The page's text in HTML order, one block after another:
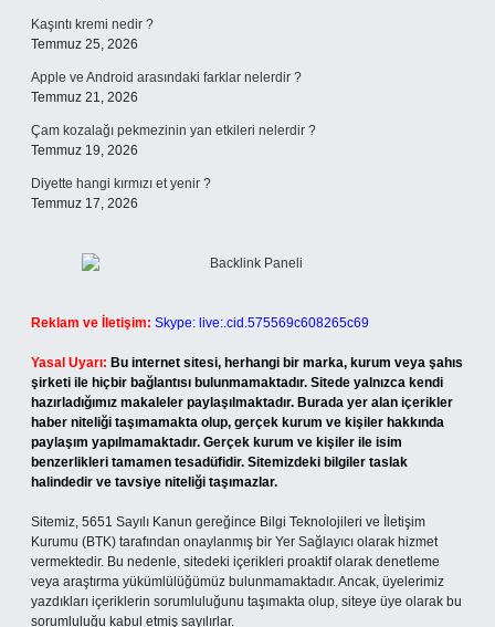
Kaşıntı kremi nedir ?
Temmuz 25, 2026
Apple ve Android arasındaki farklar nelerdir ?
Temmuz 21, 2026
Çam kozalağı pekmezinin yan etkileri nelerdir ?
Temmuz 19, 2026
Diyette hangi kırmızı et yenir ?
Temmuz 17, 2026
Reklam ve İletişim: Skype: live:.cid.575569c608265c69
Yasal Uyarı: Bu internet sitesi, herhangi bir marka, kurum veya şahıs
şirketi ile hiçbir bağlantısı bulunmamaktadır. Sitede yalnızca kendi
hazırladığımız makaleler paylaşılmaktadır. Burada yer alan içerikler
haber niteliği taşımamakta olup, gerçek kurum ve kişiler hakkında
paylaşım yapılmamaktadır. Gerçek kurum ve kişiler ile isim
benzerlikleri tamamen tesadüfidir. Sitemizdeki bilgiler taslak
halindedir ve tavsiye niteliği taşımazlar.
Sitemiz, 5651 Sayılı Kanun gereğince Bilgi Teknolojileri ve İletişim
Kurumu (BTK) tarafından onaylanmış bir Yer Sağlayıcı olarak hizmet
vermektedir. Bu nedenle, sitedeki içerikleri proaktif olarak denetleme
veya araştırma yükümlülüğümüz bulunmamaktadır. Ancak, üyelerimiz
yazdıkları içeriklerin sorumluluğunu taşımakta olup, siteye üye olarak bu
sorumluluğu kabul etmiş sayılırlar.